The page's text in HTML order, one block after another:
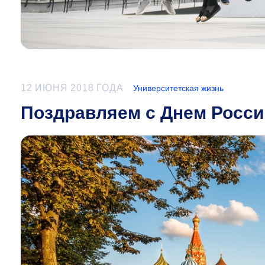
12 ИЮНЯ 2018 ГОДА Университетская жизнь
Поздравляем с Днем